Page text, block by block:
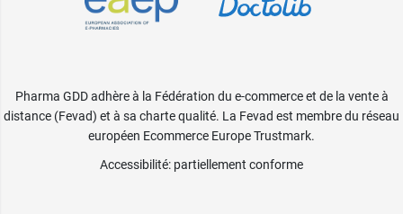
Pharma GDD adhère à la Fédération du e-commerce et de la vente à
distance (Fevad) et à sa charte qualité. La Fevad est membre du réseau
européen Ecommerce Europe Trustmark.
Accessibilité: partiellement conforme